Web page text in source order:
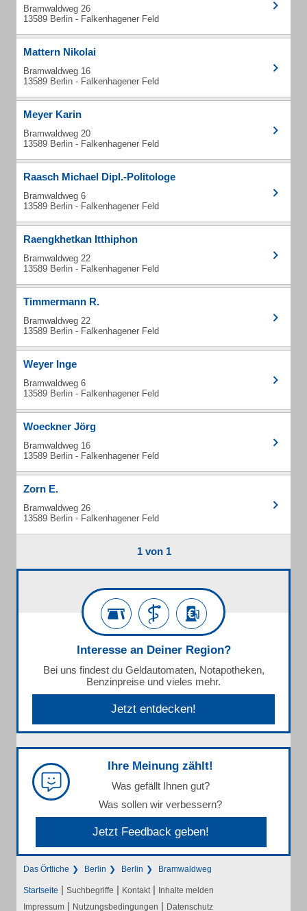
Bramwaldweg 26
13589 Berlin - Falkenhagener Feld
Mattern Nikolai
Bramwaldweg 16
13589 Berlin - Falkenhagener Feld
Meyer Karin
Bramwaldweg 20
13589 Berlin - Falkenhagener Feld
Raasch Michael Dipl.-Politologe
Bramwaldweg 6
13589 Berlin - Falkenhagener Feld
Raengkhetkan Itthiphon
Bramwaldweg 22
13589 Berlin - Falkenhagener Feld
Timmermann R.
Bramwaldweg 22
13589 Berlin - Falkenhagener Feld
Weyer Inge
Bramwaldweg 6
13589 Berlin - Falkenhagener Feld
Woeckner Jörg
Bramwaldweg 16
13589 Berlin - Falkenhagener Feld
Zorn E.
Bramwaldweg 26
13589 Berlin - Falkenhagener Feld
1 von 1
Interesse an Deiner Region?
Bei uns findest du Geldautomaten, Notapotheken,
Benzinpreise und vieles mehr.
Jetzt entdecken!
Ihre Meinung zählt!
Was gefällt Ihnen gut?
Was sollen wir verbessern?
Jetzt Feedback geben!
Das Örtliche Berlin Berlin Bramwaldweg
Startseite | Suchbegriffe | Kontakt | Inhalte melden
Impressum | Nutzungsbedingungen | Datenschutz